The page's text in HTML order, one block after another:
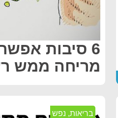
6 סיבות
מריחה ממש
בריאות, נפש